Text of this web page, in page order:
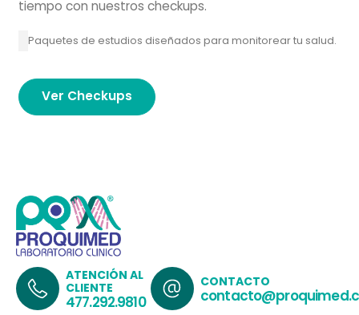
tiempo con nuestros checkups.
Paquetes de estudios diseñados para monitorear tu salud.
Ver Checkups
ATENCIÓN AL
CLIENTE
477.292.9810
CONTACTO